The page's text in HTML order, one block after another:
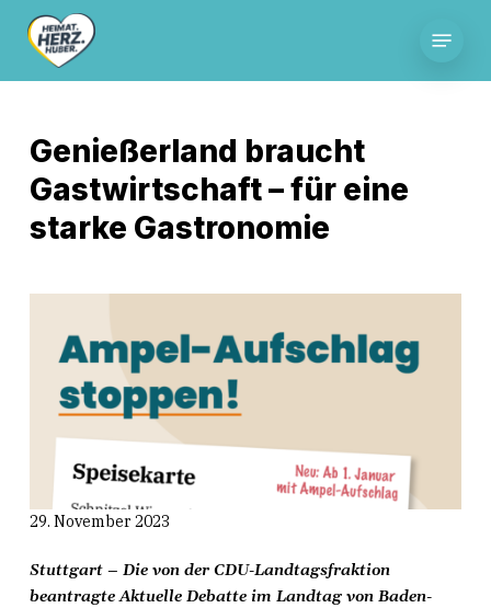
content
Genießerland braucht
Gastwirtschaft – für eine
starke Gastronomie
29. November 2023
Stuttgart – Die von der CDU-Landtagsfraktion
beantragte Aktuelle Debatte im Landtag von Baden-